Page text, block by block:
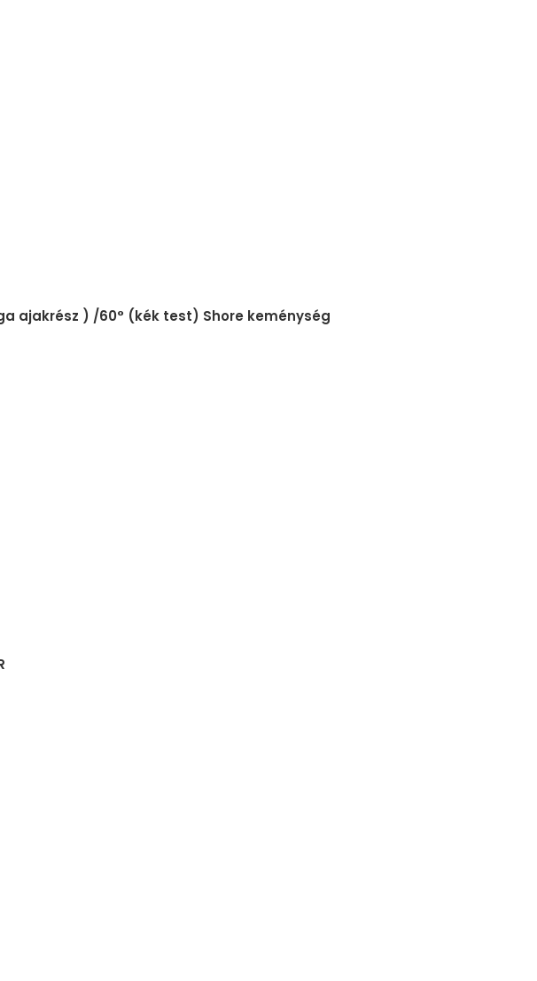
ajakrész ) /60° (kék test) Shore keménység